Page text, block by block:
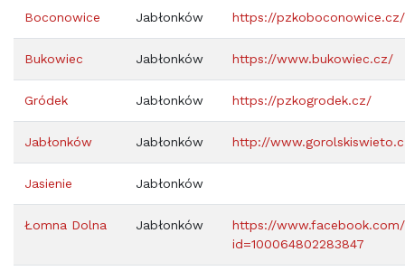
Boconowice Jabłonków https://pzkoboconowice.cz/
Bukowiec Jabłonków https://www.bukowiec.cz/
Gródek Jabłonków https://pzkogrodek.cz/
Jabłonków Jabłonków http://
Jasienie Jabłonków
Łomna Dolna Jabłonków
https://
id=100064802283847